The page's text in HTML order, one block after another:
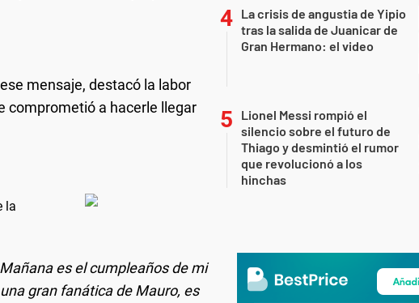
mensaje, destacó la labor
comprometió a hacerle llegar
la
es el cumpleaños de mi
gran fanática de Mauro, es
La crisis de angustia de Yipio
tras la salida de Juanicar de
Gran Hermano: el video
Lionel Messi rompió el
silencio sobre el futuro de
Thiago y desmintió el rumor
que revolucionó a los
hinchas